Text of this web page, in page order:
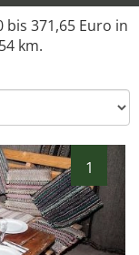
371,65 Euro in
km.
1